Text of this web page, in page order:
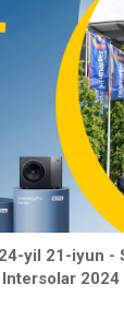
yil 21-iyun -
2024